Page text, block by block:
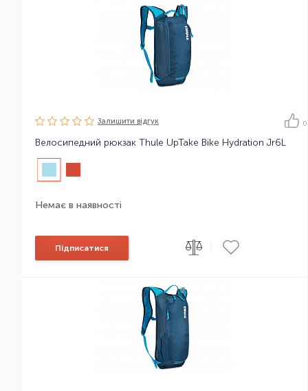
Залишити вiдгук 0
Велосипедний рюкзак Thule UpTake Bike Hydration Jr6L
Немає в наявності
Підписатися